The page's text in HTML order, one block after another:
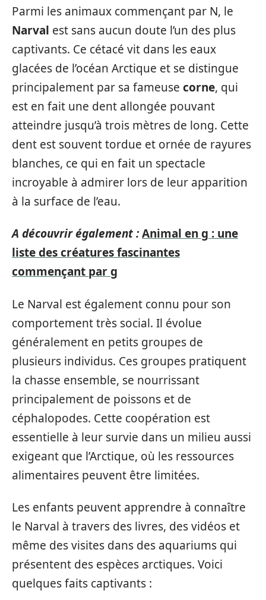
Parmi les animaux commençant par N, le
Narval est sans aucun doute l’un des plus
captivants. Ce cétacé vit dans les eaux
glacées de l’océan Arctique et se distingue
principalement par sa fameuse corne, qui
est en fait une dent allongée pouvant
atteindre jusqu’à trois mètres de long. Cette
dent est souvent tordue et ornée de rayures
blanches, ce qui en fait un spectacle
incroyable à admirer lors de leur apparition
à la surface de l’eau.
A découvrir également :Animal en g : une
liste des créatures fascinantes
commençant par g
Le Narval est également connu pour son
comportement très social. Il évolue
généralement en petits groupes de
plusieurs individus. Ces groupes pratiquent
la chasse ensemble, se nourrissant
principalement de poissons et de
céphalopodes. Cette coopération est
essentielle à leur survie dans un milieu aussi
exigeant que l’Arctique, où les ressources
alimentaires peuvent être limitées.
Les enfants peuvent apprendre à connaître
le Narval à travers des livres, des vidéos et
même des visites dans des aquariums qui
présentent des espèces arctiques. Voici
quelques faits captivants :